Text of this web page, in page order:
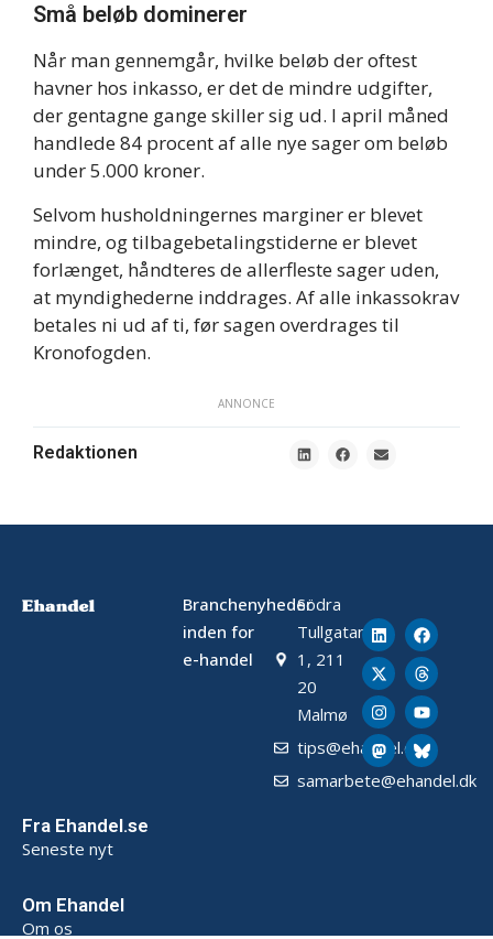
Små beløb dominerer
Når man gennemgår, hvilke beløb der oftest
havner hos inkasso, er det de mindre udgifter,
der gentagne gange skiller sig ud. I april måned
handlede 84 procent af alle nye sager om beløb
under 5.000 kroner.
Selvom husholdningernes marginer er blevet
mindre, og tilbagebetalingstiderne er blevet
forlænget, håndteres de allerfleste sager uden,
at myndighederne inddrages. Af alle inkassokrav
betales ni ud af ti, før sagen overdrages til
Kronofogden.
ANNONCE
Redaktionen
Branchenyheder
inden for
e-handel
Södra
Tullgatan
1, 211
20
Malmø
tips@ehandel.dk
samarbete@ehandel.dk
Fra Ehandel.se
Seneste nyt
Om Ehandel
Om os